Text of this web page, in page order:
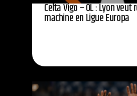
Celta Vigo – OL : Lyon veut
machine en Ligue Europa